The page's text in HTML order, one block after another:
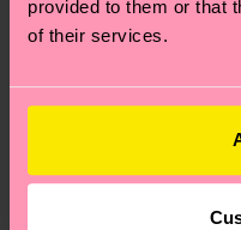
provided to them or that
of their services.